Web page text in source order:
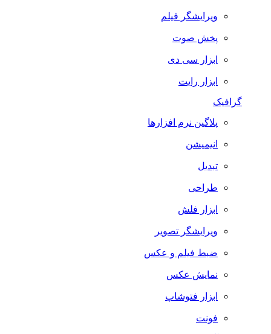
ویرایشگر فیلم
پخش صوت
ابزار سی دی
ابزار رایت
گرافیک
پلاگین نرم افزارها
انیمیشن
تبدیل
طراحی
ابزار فلش
ویرایشگر تصویر
ضبط فيلم و عكس
نمایش عکس
ابزار فتوشاپ
فونت